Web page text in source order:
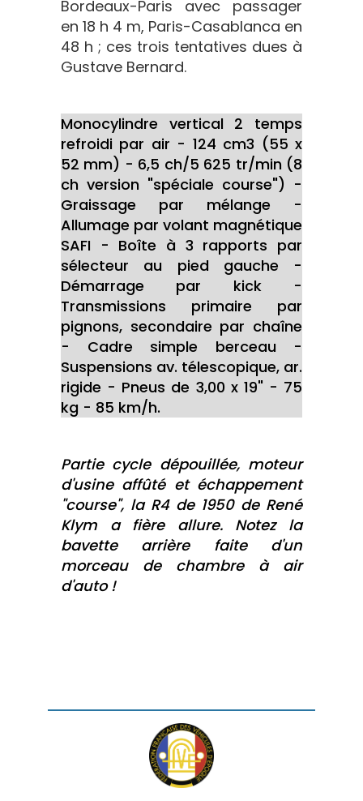
Bordeaux-Paris avec passager
en 18 h 4 m, Paris-Casablanca en
48 h ; ces trois tentatives dues à
Gustave Bernard.
Monocylindre vertical 2 temps
refroidi par air - 124 cm3 (55 x
52 mm) - 6,5 ch/5 625 tr/min (8
ch version "spéciale course") -
Graissage par mélange -
Allumage par volant magnétique
SAFI - Boîte à 3 rapports par
sélecteur au pied gauche -
Démarrage par kick -
Transmissions primaire par
pignons, secondaire par chaîne
- Cadre simple berceau -
Suspensions av. télescopique, ar.
rigide - Pneus de 3,00 x 19" - 75
kg - 85 km/h.
Partie cycle dépouillée, moteur
d'usine affûté et échappement
"course", la R4 de 1950 de René
Klym a fière allure. Notez la
bavette arrière faite d'un
morceau de chambre à air
d'auto !